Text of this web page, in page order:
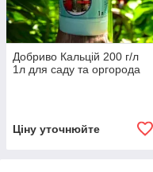
Добриво Кальцій 200 г/л
1л для саду та оргорода
Ціну уточнюйте